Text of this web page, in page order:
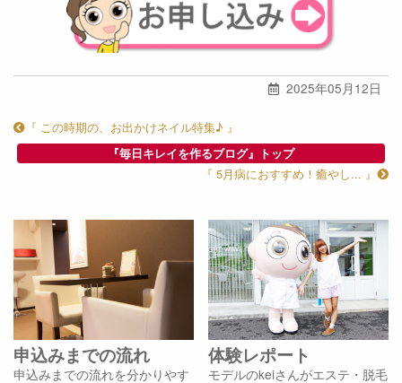
2025年05月12日
『 この時期の、お出かけネイル特集♪ 』
『毎日キレイを作るブログ』トップ
『 5月病におすすめ！癒やし... 』
申込みまでの流れ
申込みまでの流れを分かりやす
体験レポート
モデルのkeiさんがエステ・脱毛